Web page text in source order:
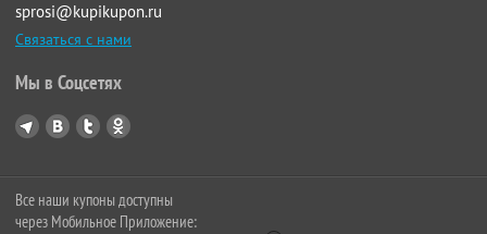
sprosi@kupikupon.ru
Связаться с нами
Мы в Соцсетях
Все наши купоны доступны
через Мобильное Приложение: